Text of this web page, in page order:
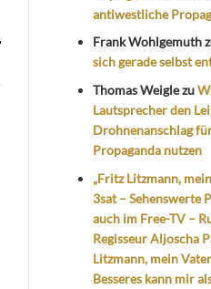
antiwestliche
Frank Wohlgemuth
sich gerade selbst
Thomas Weiglezu
Lautsprecher den
Drohnenanschlag
Propaganda nutzen
„Fritz Litzmann,
3sat – Sehenswerte
auch im Free-TV –
Regisseur Aljoscha
Litzmann, mein
Besseres kann mir